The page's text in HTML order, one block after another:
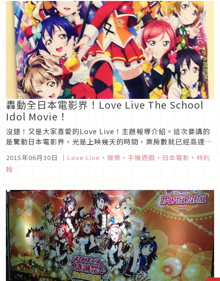
轟動全日本電影界！Love Live The School
Idol Movie！
沒錯！又是大家喜愛的Love Live！主題報導介紹。這次要講的
是驚動日本電影界，光是上映幾天的時間，票房數就已經高達4
何謂ラブライブ！跟為什麼會擁有這樣的超人氣等等，非常的有
趣跟耐人尋味呢。而這次就要告訴大家在日本6月13號上映的情
2015年06月30日 ｜ Love Live 、 娛樂 、 手機遊戲 、 日本電影 、 林則
翰